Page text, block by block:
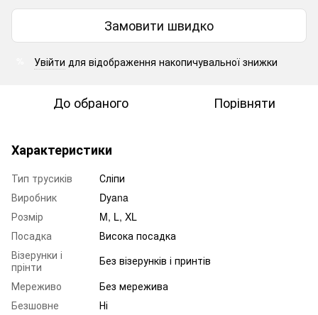
Замовити швидко
Увійти для відображення накопичувальної знижки
До обраного Порівняти
Характеристики
Тип трусиків
Сліпи
Виробник
Dyana
Розмір
M, L, XL
Посадка
Висока посадка
Візерунки і
прінти
Без візерунків і принтів
Мереживо
Без мережива
Безшовне
Ні